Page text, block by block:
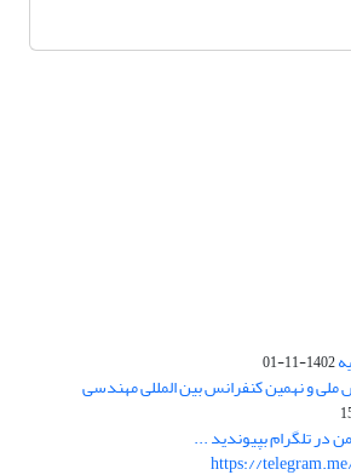
1402-11-01
و نهمین کنفرانس بین المللی مهندسی
در تلگرام بپیوندید ...
https://